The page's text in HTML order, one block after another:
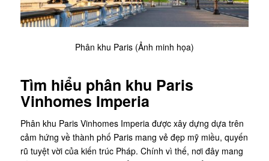
Phân khu Paris (Ảnh minh họa)
Tìm hiểu phân khu Paris
Vinhomes Imperia
Phân khu Paris Vinhomes Imperia được xây dựng dựa trên
cảm hứng về thành phố Paris mang vẻ đẹp mỹ miều, quyến
rũ tuyệt vời của kiến trúc Pháp. Chính vì thế, nơi đây mang